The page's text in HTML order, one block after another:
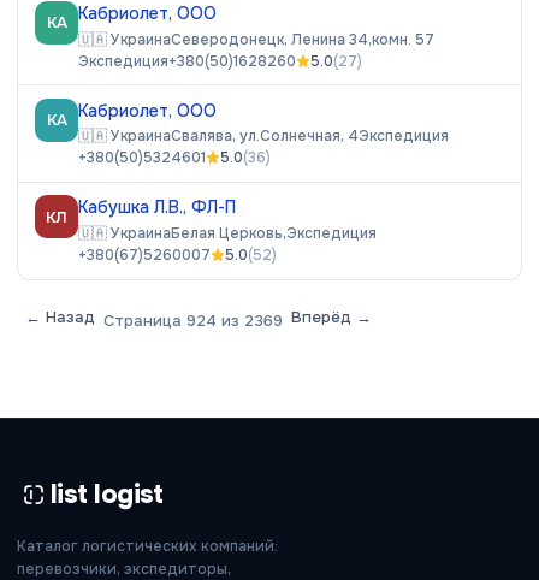
КА Кабриолет, ООО
🇺🇦УкраинаСеверодонецк, Ленина 34,комн. 57
Экспедиция+380(50)1628260 5.0(27)
КА Кабриолет, ООО
🇺🇦УкраинаСвалява, ул.Солнечная, 4Экспедиция
+380(50)5324601
5.0(36)
КЛ Кабушка Л.В., ФЛ-П
🇺🇦УкраинаБелая Церковь,Экспедиция
+380(67)5260007
5.0(52)
← Назад Страница 924 из 2369 Вперёд →
list logist
Каталог логистических компаний:
перевозчики, экспедиторы,